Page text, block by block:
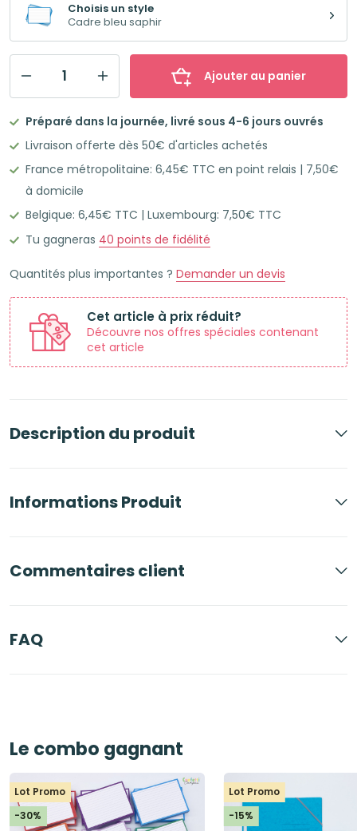
Choisis un style
Cadre bleu saphir
50
Flashcards
Leitner
lignées
cadre
saphir
Ajouter au panier
Préparé dans la journée, livré sous 4-6 jours ouvrés
Livraison offerte dès 50€ d'articles achetés
France métropolitaine: 6,45€ TTC en point relais | 7,50€
à domicile
Belgique: 6,45€ TTC | Luxembourg: 7,50€ TTC
Tu gagneras 40 points de fidélité
Quantités plus importantes ? Demander un devis
Cet article à prix réduit?
Découvre nos offres spéciales contenant
cet article
Description du produit
Informations Produit
Commentaires client
FAQ
Le combo gagnant
Lot Promo
-30%
Lot Promo
-15%